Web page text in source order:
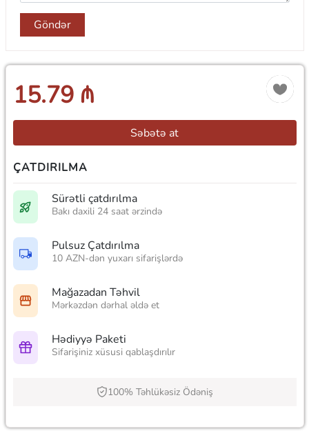
Göndər
15.79 ₼
Səbətə at
ÇATDIRILMA
Sürətli çatdırılma
Bakı daxili 24 saat ərzində
Pulsuz Çatdırılma
10 AZN-dən yuxarı sifarişlərdə
Mağazadan Təhvil
Mərkəzdən dərhal əldə et
Hədiyyə Paketi
Sifarişiniz xüsusi qablaşdırılır
100% Təhlükəsiz Ödəniş